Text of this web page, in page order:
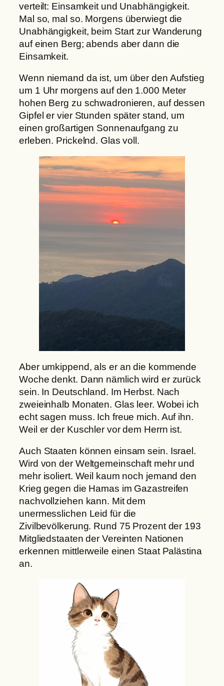
verteilt: Einsamkeit und Unabhängigkeit.
Mal so, mal so. Morgens überwiegt die
Unabhängigkeit, beim Start zur Wanderung
auf einen Berg; abends aber dann die
Einsamkeit.
Wenn niemand da ist, um über den Aufstieg
um 1 Uhr morgens auf den 1.000 Meter
hohen Berg zu schwadronieren, auf dessen
Gipfel er vier Stunden später stand, um
einen großartigen Sonnenaufgang zu
erleben. Prickelnd. Glas voll.
Aber umkippend, als er an die kommende
Woche denkt. Dann nämlich wird er zurück
sein. In Deutschland. Im Herbst. Nach
zweieinhalb Monaten. Glas leer. Wobei ich
echt sagen muss. Ich freue mich. Auf ihn.
Weil er der Kuschler vor dem Herrn ist.
Auch Staaten können einsam sein. Israel.
Wird von der Weltgemeinschaft mehr und
mehr isoliert. Weil kaum noch jemand den
Krieg gegen die Hamas im Gazastreifen
nachvollziehen kann. Mit dem
unermesslichen Leid für die
Zivilbevölkerung. Rund 75 Prozent der 193
Mitgliedstaaten der Vereinten Nationen
erkennen mittlerweile einen Staat Palästina
an.